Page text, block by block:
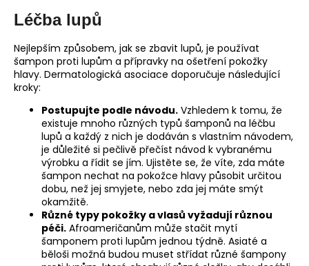
Léčba lupů
Nejlepším způsobem, jak se zbavit lupů, je používat
šampon proti lupům a přípravky na ošetření pokožky
hlavy. Dermatologická asociace doporučuje následující
kroky:
Postupujte podle návodu. Vzhledem k tomu, že
existuje mnoho různých typů šamponů na léčbu
lupů a každý z nich je dodáván s vlastním návodem,
je důležité si pečlivě přečíst návod k vybranému
výrobku a řídit se jím. Ujistěte se, že víte, zda máte
šampon nechat na pokožce hlavy působit určitou
dobu, než jej smyjete, nebo zda jej máte smýt
okamžitě.
Různé typy pokožky a vlasů vyžadují různou
péči. Afroameričanům může stačit mytí
šamponem proti lupům jednou týdně. Asiaté a
běloši možná budou muset střídat různé šampony